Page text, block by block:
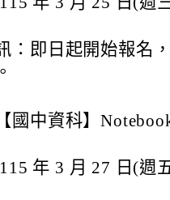
：即日起開始報名
國中資科】
年 3 月 27 日(週